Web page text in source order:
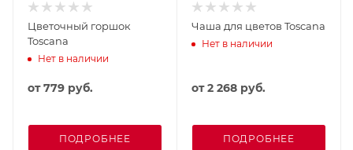
Цветочный горшок
Toscana
Нет в наличии
от779 руб.
ПОДРОБНЕЕ
Чаша для цветов Toscana
Нет в наличии
от2 268 руб.
ПОДРОБНЕЕ